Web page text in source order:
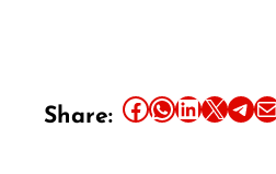
Share: Share this article on Facebook Share this article on WhatsApp Share this article on LinkedIn Share this article on X Share this article on TelegramEmail this Article